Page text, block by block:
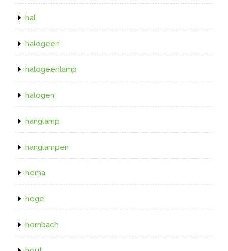
hal
halogeen
halogeenlamp
halogen
hanglamp
hanglampen
hema
hoge
hornbach